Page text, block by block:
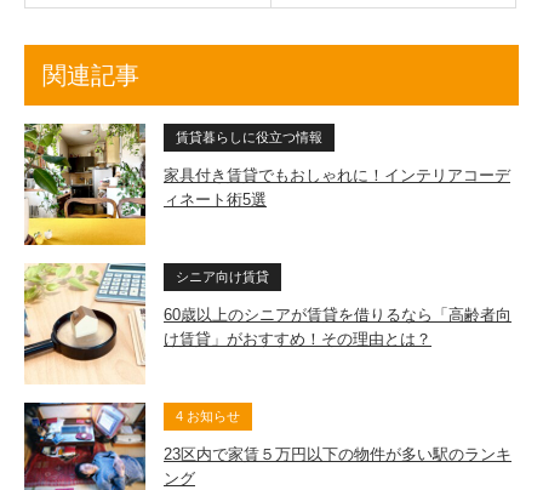
関連記事
賃貸暮らしに役立つ情報
家具付き賃貸でもおしゃれに！インテリアコーデ
ィネート術5選
シニア向け賃貸
60歳以上のシニアが賃貸を借りるなら「高齢者向
け賃貸」がおすすめ！その理由とは？
4 お知らせ
23区内で家賃５万円以下の物件が多い駅のランキ
ング